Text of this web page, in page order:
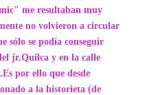
me resultaban muy
no volvieron a circular
sólo se podía conseguir
jr.Quilca y en la calle
por ello que desde
a la historieta (de